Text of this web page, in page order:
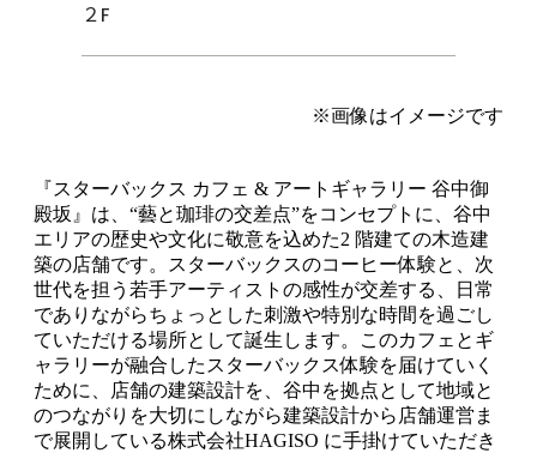
２F
※画像はイメージです
『スターバックス カフェ & アートギャラリー 谷中御
殿坂』は、“藝と珈琲の交差点”をコンセプトに、谷中
エリアの歴史や文化に敬意を込めた2 階建ての木造建
築の店舗です。スターバックスのコーヒー体験と、次
世代を担う若手アーティストの感性が交差する、日常
でありながらちょっとした刺激や特別な時間を過ごし
ていただける場所として誕生します。このカフェとギ
ャラリーが融合したスターバックス体験を届けていく
ために、店舗の建築設計を、谷中を拠点として地域と
のつながりを大切にしながら建築設計から店舗運営ま
で展開している株式会社HAGISO に手掛けていただき